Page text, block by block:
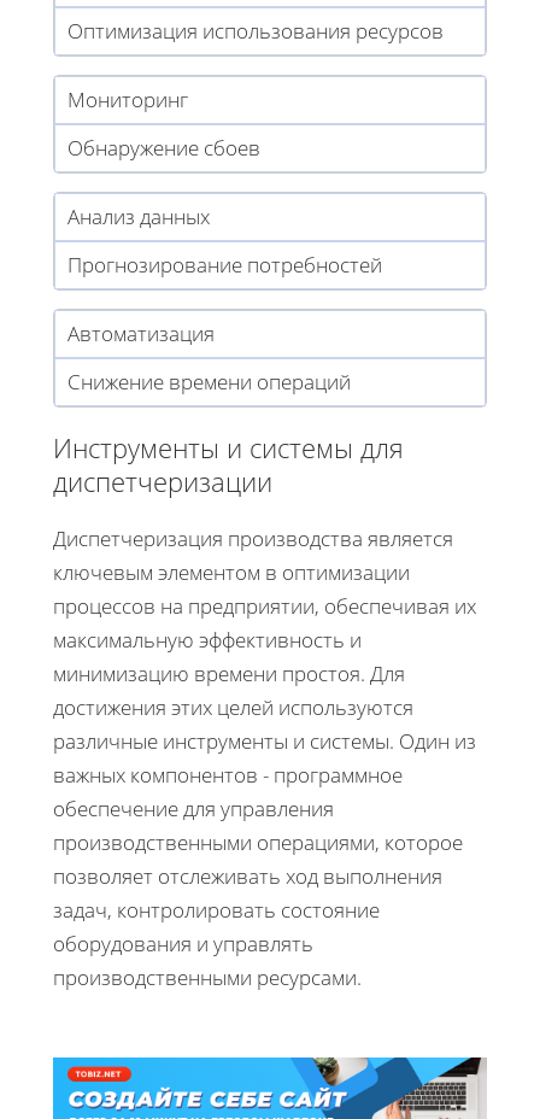
Оптимизация использования ресурсов
Мониторинг
Обнаружение сбоев
Анализ данных
Прогнозирование потребностей
Автоматизация
Снижение времени операций
Инструменты и системы для
диспетчеризации
Диспетчеризация производства является
ключевым элементом в оптимизации
процессов на предприятии, обеспечивая их
максимальную эффективность и
минимизацию времени простоя. Для
достижения этих целей используются
различные инструменты и системы. Один из
важных компонентов - программное
обеспечение для управления
производственными операциями, которое
позволяет отслеживать ход выполнения
задач, контролировать состояние
оборудования и управлять
производственными ресурсами.